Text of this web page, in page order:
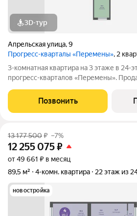
3D-тур
Апрельская улица,9
Прогресс-кварталы «Перемены», 2
3-комнатная квартира на 3 этаже в 24-
прогресс-кварталов «Перемены».
Индивидуальный подбор наиболее
покупки. Бесплатное сопровождение по
Позвонить
13 177 500₽ –7%
12 255 075₽
от 49 661 ₽ в месяц
89,5 м²
4-комн. квартира 22 этаж из
новостройка